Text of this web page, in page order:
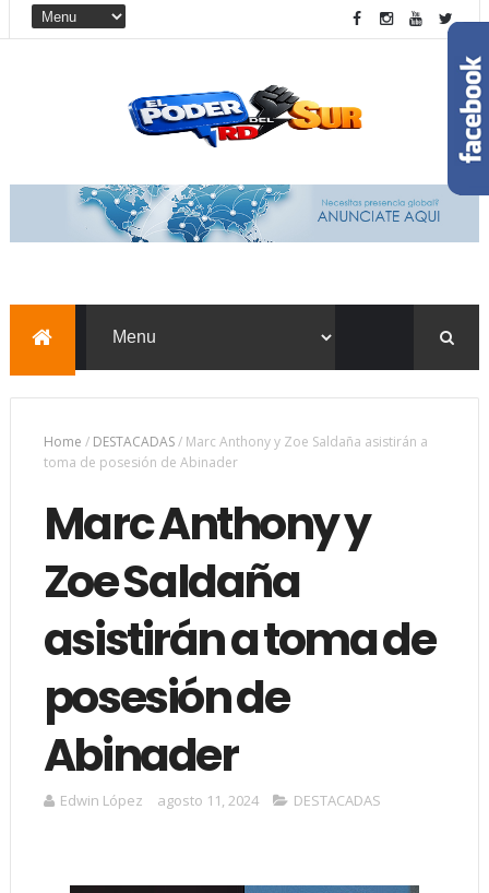
Home / DESTACADAS/ Marc Anthony y Zoe Saldaña asistirán a
toma de posesión de Abinader
Marc Anthony y
Zoe Saldaña
asistirán a toma de
posesión de
Abinader
Edwin López agosto 11, 2024 DESTACADAS